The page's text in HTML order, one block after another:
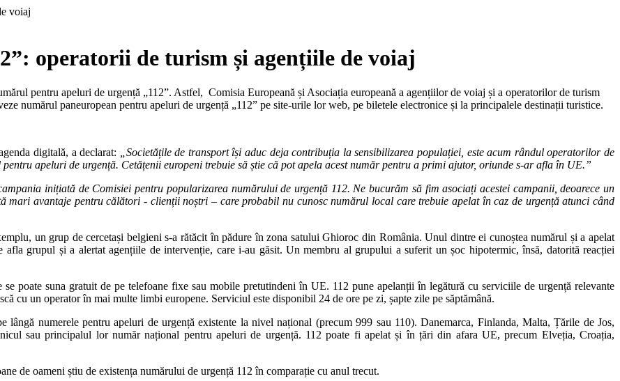
operatorii de turism și agențiile de voiaj
pentru apeluri de urgență „112”. Astfel, Comisia Europeană și Asociația europeană a agențiilor de voiaj și a operatorilor de turism
numărul paneuropean pentru apeluri de urgență „112” pe site-urile lor web, pe biletele electronice și la principalele destinații turistice.
digitală, a declarat:
„Societățile de transport își aduc deja contribuția la sensibilizarea populației, este acum rândul operatorilor de
apeluri de urgență. Cetățenii europeni trebuie să știe că pot apela acest număr pentru a primi ajutor, oriunde s-ar afla în UE.”
inițiată de Comisiei pentru popularizarea numărului de urgență 112. Ne bucurăm să fim asociați acestei campanii, deoarece un
avantaje pentru călători - clienții noștri – care probabil nu cunosc numărul local care trebuie apelat în caz de urgență atunci când
un grup de cercetași belgieni s-a rătăcit în pădure în zona satului Ghioroc din România. Unul dintre ei cunoștea numărul și a apelat
grupul și a alertat agențiile de intervenție, care i-au găsit. Un membru al grupului a suferit un șoc hipotermic, însă, datorită reacției
se poate suna gratuit de pe telefoane fixe sau mobile pretutindeni în UE. 112 pune apelanții în legătură cu serviciile de urgență relevante
cu un operator în mai multe limbi europene. Serviciul este disponibil 24 de ore pe zi, șapte zile pe săptămână.
lângă numerele pentru apeluri de urgență existente la nivel național (precum 999 sau 110). Danemarca, Finlanda, Malta, Țările de Jos,
sau principalul lor număr național pentru apeluri de urgență. 112 poate fi apelat și în țări din afara UE, precum Elveția, Croația,
de oameni știu de existența numărului de urgență 112 în comparație cu anul trecut.